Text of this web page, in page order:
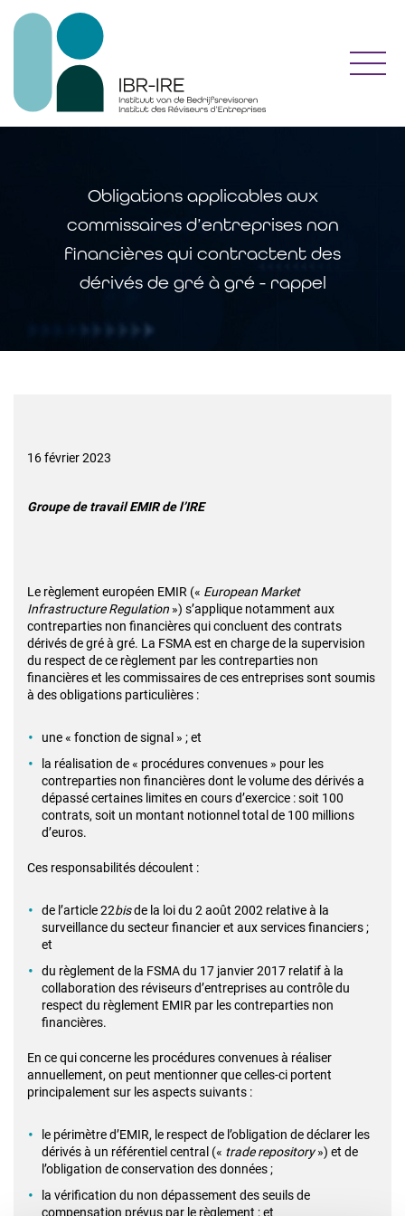
Obligations applicables aux
commissaires d’entreprises non
financières qui contractent des
dérivés de gré à gré - rappel
16 février 2023
Groupe de travail EMIR de l’IRE
Le règlement européen EMIR (« European Market
Infrastructure Regulation ») s’applique notamment aux
contreparties non financières qui concluent des contrats
dérivés de gré à gré. La FSMA est en charge de la supervision
du respect de ce règlement par les contreparties non
financières et les commissaires de ces entreprises sont soumis
à des obligations particulières :
une « fonction de signal » ; et
la réalisation de « procédures convenues » pour les
contreparties non financières dont le volume des dérivés a
dépassé certaines limites en cours d’exercice : soit 100
contrats, soit un montant notionnel total de 100 millions
d’euros.
Ces responsabilités découlent :
de l’article 22bisde la loi du 2 août 2002 relative à la
surveillance du secteur financier et aux services financiers ;
et
du règlement de la FSMA du 17 janvier 2017 relatif à la
collaboration des réviseurs d’entreprises au contrôle du
respect du règlement EMIR par les contreparties non
financières.
En ce qui concerne les procédures convenues à réaliser
annuellement, on peut mentionner que celles-ci portent
principalement sur les aspects suivants :
le périmètre d’EMIR, le respect de l’obligation de déclarer les
dérivés à un référentiel central (« trade repository») et de
l’obligation de conservation des données ;
la vérification du non dépassement des seuils de
compensation prévus par le règlement ; et